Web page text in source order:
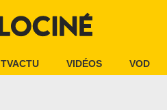
TVACTU VIDÉOS VOD